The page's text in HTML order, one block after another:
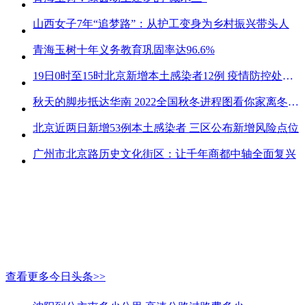
山西女子7年“追梦路”：从护工变身为乡村振兴带头人
青海玉树十年义务教育巩固率达96.6%
19日0时至15时北京新增本土感染者12例 疫情防控处关键时刻
秋天的脚步抵达华南 2022全国秋冬进程图看你家离冬天有多远
北京近两日新增53例本土感染者 三区公布新增风险点位
广州市北京路历史文化街区：让千年商都中轴全面复兴
查看更多今日头条>>